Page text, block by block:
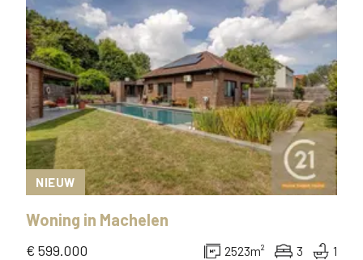
NIEUW
Woning in Machelen
€ 599.000 2523m² 3 1